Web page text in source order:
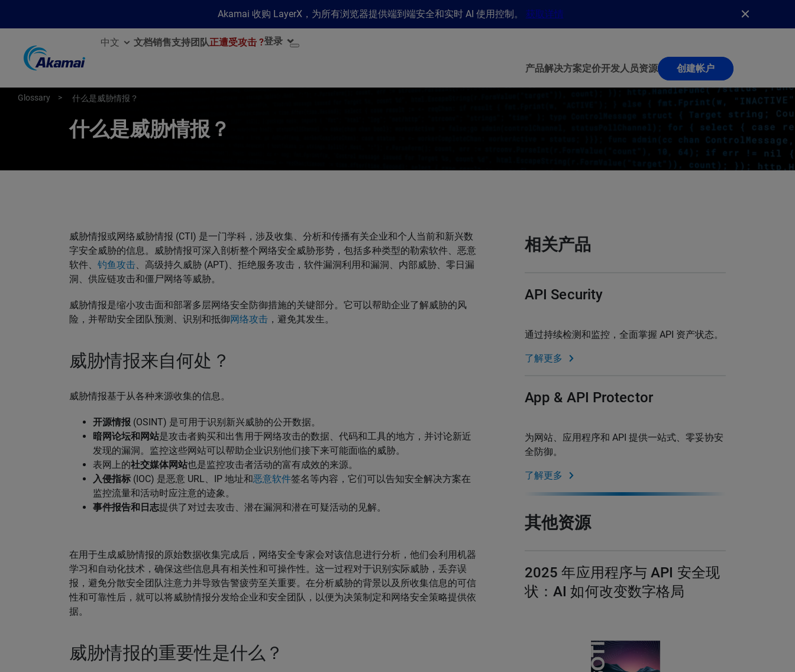
Akamai 收购 LayerX，为所有浏览器提供端到端安全和实时 AI 使用控制。 获取详情
中文 文档销售支持团队正遭受攻击 ?登录
产品解决方案定价开发人员资源 创建帐户
Glossary 什么是威胁情报？
什么是威胁情报？
威胁情报或网络威胁情报 (CTI) 是一门学科，涉及收集、分析和传播有关企业和个人当前和新兴数
字安全威胁的信息。威胁情报可深入剖析整个网络安全威胁形势，包括多种类型的勒索软件、恶意
软件、 钓鱼攻击、高级持久威胁 (APT)、拒绝服务攻击，软件漏洞利用和漏洞、内部威胁、零日漏
洞、供应链攻击和僵尸网络等威胁。
威胁情报是缩小攻击面和部署多层网络安全防御措施的关键部分。它可以帮助企业了解威胁的风
险，并帮助安全团队预测、识别和抵御网络攻击 ，避免其发生。
威胁情报来自何处？
威胁情报基于从各种来源收集的信息。
开源情报 (OSINT) 是可用于识别新兴威胁的公开数据。
暗网论坛和网站是攻击者购买和出售用于网络攻击的数据、代码和工具的地方，并讨论新近
发现的漏洞。监控这些网站可以帮助企业识别他们接下来可能面临的威胁。
表网上的社交媒体网站也是监控攻击者活动的富有成效的来源。
入侵指标 (IOC) 是恶意 URL、IP 地址和恶意软件签名等内容，它们可以告知安全解决方案在
监控流量和活动时应注意的迹象。
事件报告和日志提供了对过去攻击、潜在漏洞和潜在可疑活动的见解。
在用于生成威胁情报的原始数据收集完成后，网络安全专家会对该信息进行分析，他们会利用机器
学习和自动化技术，确保这些信息具有相关性和可操作性。这一过程对于识别实际威胁，丢弃误
报，避免分散安全团队注意力并导致告警疲劳至关重要。在分析威胁的背景以及所收集信息的可信
性和可靠性后，就可以将威胁情报分发给企业和安全团队，以便为决策制定和网络安全策略提供依
据。
威胁情报的重要性是什么？
相关产品
API Security
通过持续检测和监控，全面掌握 API 资产状态。
了解更多
App & API Protector
为网站、应用程序和 API 提供一站式、零妥协安
全防御。
了解更多
其他资源
2025 年应用程序与 API 安全现
状：AI 如何改变数字格局